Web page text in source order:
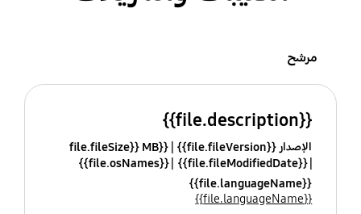
مرشح
{{file.description}}
الإصدار {{file.fileVersion}}
{{file.fileSize}} MB
{{file.fileModifiedDate}}
{{file.osNames}}
{{file.languageName}}
{{file.languageName}}